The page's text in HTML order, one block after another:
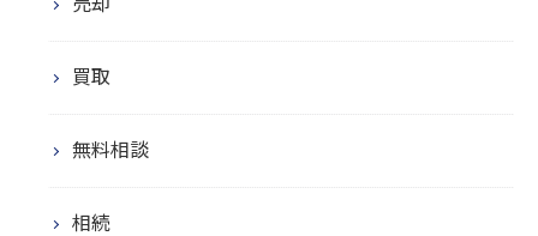
買取
無料相談
相続